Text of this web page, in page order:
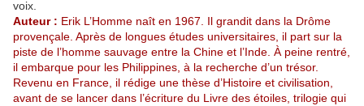
voix.
Auteur : Erik L’Homme naît en 1967. Il grandit dans la Drôme
provençale. Après de longues études universitaires, il part sur la
piste de l’homme sauvage entre la Chine et l’Inde. À peine rentré,
il embarque pour les Philippines, à la recherche d’un trésor.
Revenu en France, il rédige une thèse d’Histoire et civilisation,
avant de se lancer dans l’écriture du Livre des étoiles, trilogie qui